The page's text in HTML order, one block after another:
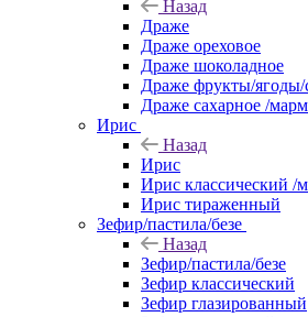
Назад
Драже
Драже ореховое
Драже шоколадное
Драже фрукты/ягоды/
Драже сахарное /
Ирис
Назад
Ирис
Ирис классический /
Ирис тираженный
Зефир/пастила/безе
Назад
Зефир/пастила/безе
Зефир классический
Зефир глазированный